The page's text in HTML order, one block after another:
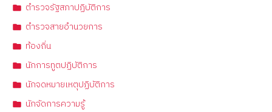
ตำรวจรัฐสภาปฏิบัติการ
ตำรวจสายอำนวยการ
ท้องถิ่น
นักการทูตปฏิบัติการ
นักจดหมายเหตุปฏิบัติการ
นักจัดการความรู้